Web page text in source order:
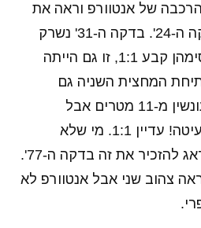
של אנטוורפ וראה את
חברו באבי מבקיע בדקה ה-24'. בדקה ה-31' נשרק
פנדל לשארלרואה ואוסימהן קבע 1:1, זו גם הייתה
המחצית השניה גם
אנטוורפ זכתה לכדור עונשין מ-11 מטרים אבל
רפאלוב החמיץ את הבעיטה! עדיין 1:1. מי שלא
כובשת, סופגת וברונו דאג להזכיר את זה בדקה ה-77'.
ראה צהוב שני אבל אנטוורפ לא